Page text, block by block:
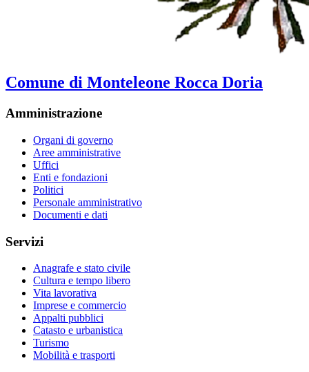
Comune di Monteleone Rocca Doria
Amministrazione
Organi di governo
Aree amministrative
Uffici
Enti e fondazioni
Politici
Personale amministrativo
Documenti e dati
Servizi
Anagrafe e stato civile
Cultura e tempo libero
Vita lavorativa
Imprese e commercio
Appalti pubblici
Catasto e urbanistica
Turismo
Mobilità e trasporti